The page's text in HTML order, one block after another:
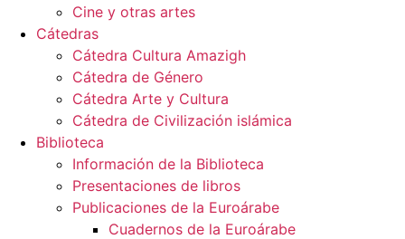
Cine y otras artes
Cátedras
Cátedra Cultura Amazigh
Cátedra de Género
Cátedra Arte y Cultura
Cátedra de Civilización islámica
Biblioteca
Información de la Biblioteca
Presentaciones de libros
Publicaciones de la Euroárabe
Cuadernos de la Euroárabe